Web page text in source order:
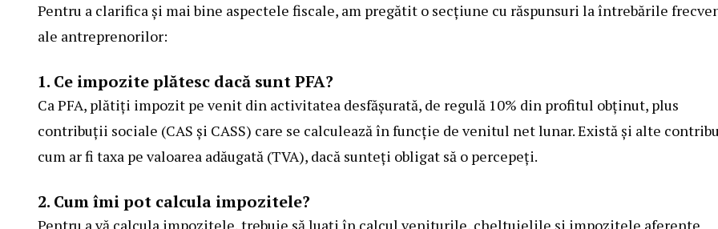
Pentru a clarifica și mai bine aspectele fiscale, am pregătit o secțiune cu răspunsuri la întrebările
ale antreprenorilor:
1. Ce impozite plătesc dacă sunt PFA?
Ca PFA, plătiți impozit pe venit din activitatea desfășurată, de regulă 10% din profitul obținut, plus
contribuții sociale (CAS și CASS) care se calculează în funcție de venitul net lunar. Există și alte
cum ar fi taxa pe valoarea adăugată (TVA), dacă sunteți obligat să o percepeți.
2. Cum îmi pot calcula impozitele?